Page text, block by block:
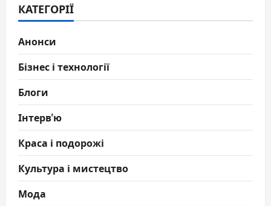
КАТЕГОРІЇ
Анонси
Бізнес і технології
Блоги
Інтерв'ю
Краса і подорожі
Культура і мистецтво
Мода